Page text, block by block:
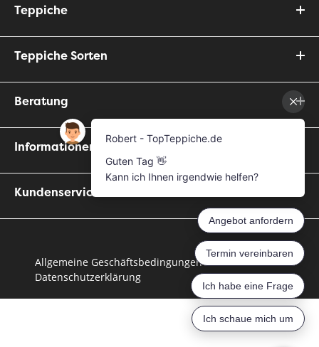
Teppiche
Teppiche Sorten
Beratung
Informationen
Kundenservice
Allgemeine Geschäftsbedingungen
Datenschutzerklärung